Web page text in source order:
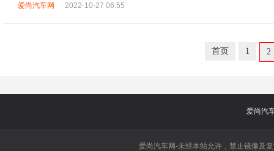
爱尚汽车网 2022-10-27 06:55
首页 1 2
爱尚汽
爱尚汽车网-未经本站允许，禁止镜像及